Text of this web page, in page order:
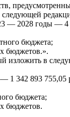
— 2028 годы — 4
бюджета;
бюджетов.».
изложить в
1 342 893 755,05
бюджета;
бюджетов.